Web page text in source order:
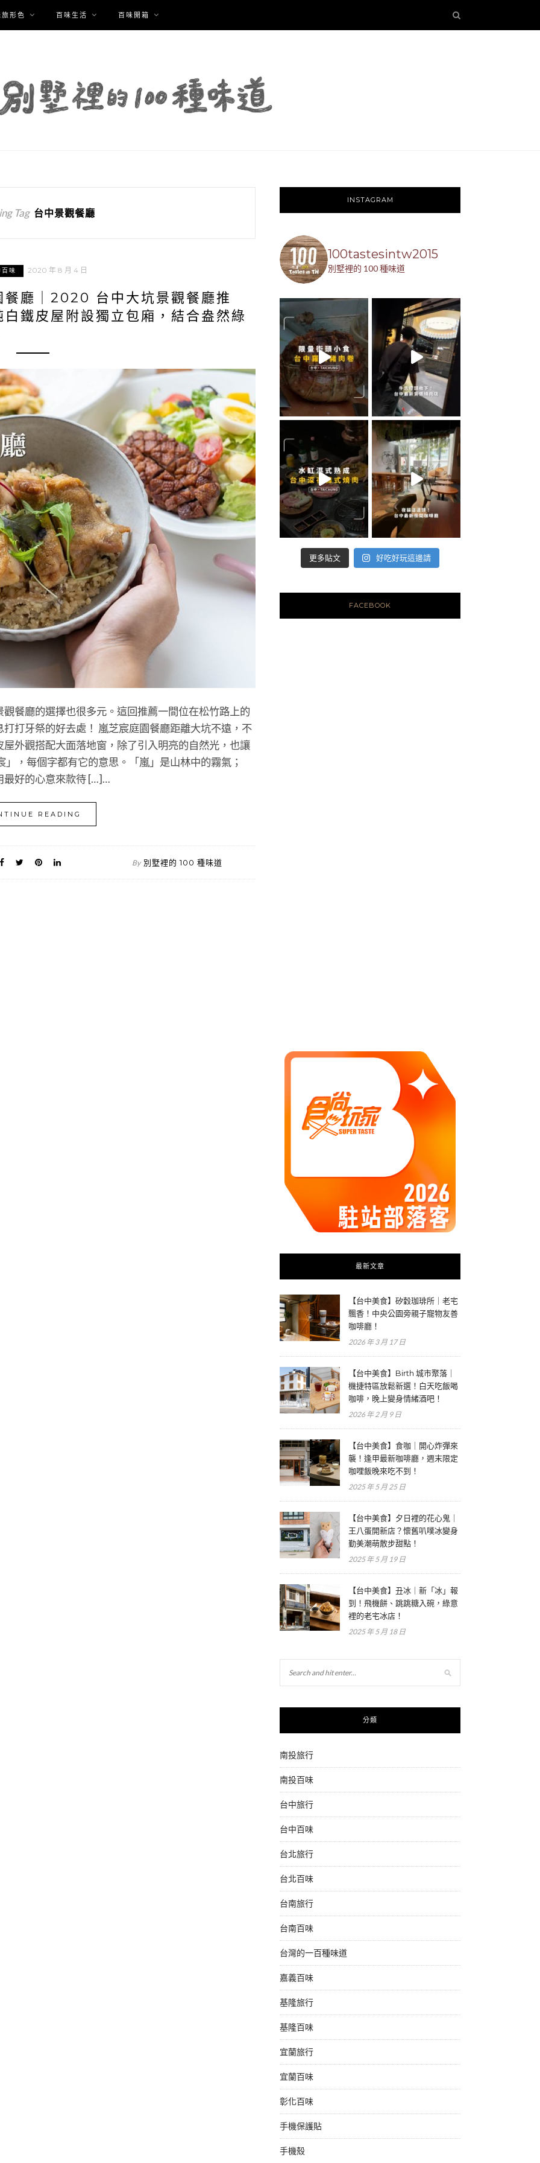
形色 百味生活 百味開箱
Tag 台中景觀餐廳
百味 2020 年 8 月 4 日
餐廳｜2020 台中大坑景觀餐廳推
鐵皮屋附設獨立包廂，結合盎然綠
餐廳的選擇也很多元。這回推薦一間位在松竹路上的
打牙祭的好去處！ 嵐芝宸庭園餐廳距離大坑不遠，不
外觀搭配大面落地窗，除了引入明亮的自然光，也讓
，每個字都有它的意思。「嵐」是山林中的霧氣；
最好的心意來款待 […]…
READING
By 別墅裡的 100 種味道
INSTAGRAM
100tastesintw2015
別墅裡的 100 種味道
更多貼文 好吃好玩這邊請
FACEBOOK
最新文章
【台中美食】矽穀珈琲所｜老宅
飄香！中央公園旁親子寵物友善
咖啡廳！
2026 年 3 月 17 日
【台中美食】Birth 城市聚落｜
機捷特區放鬆新選！白天吃飯喝
咖啡，晚上變身情緒酒吧！
2026 年 2 月 9 日
【台中美食】食咖｜開心炸彈來
襲！逢甲最新咖啡廳，週末限定
咖哩飯晚來吃不到！
2025 年 5 月 25 日
【台中美食】夕日裡的花心鬼｜
王八蛋開新店？懷舊叭噗冰變身
勤美潮萌散步甜點！
2025 年 5 月 19 日
【台中美食】丑冰｜新「冰」報
到！飛機餅、跳跳糖入碗，綠意
裡的老宅冰店！
2025 年 5 月 18 日
分類
南投旅行
南投百味
台中旅行
台中百味
台北旅行
台北百味
台南旅行
台南百味
台灣的一百種味道
嘉義百味
基隆旅行
基隆百味
宜蘭旅行
宜蘭百味
彰化百味
手機保護貼
手機殼